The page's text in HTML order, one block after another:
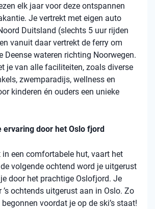
elk jaar voor deze ontspannen
Je vertrekt met eigen auto
Duitsland (slechts 5 uur rijden
vanuit daar vertrekt de ferry om
Deense wateren richting Noorwegen.
je van alle faciliteiten, zoals diverse
zwemparadijs, wellness en
kinderen én ouders een unieke
ervaring door het Oslo fjord
een comfortabele hut, vaart het
volgende ochtend word je uitgerust
door het prachtige Oslofjord. Je
ochtends uitgerust aan in Oslo. Zo
voordat je op de ski’s staat!